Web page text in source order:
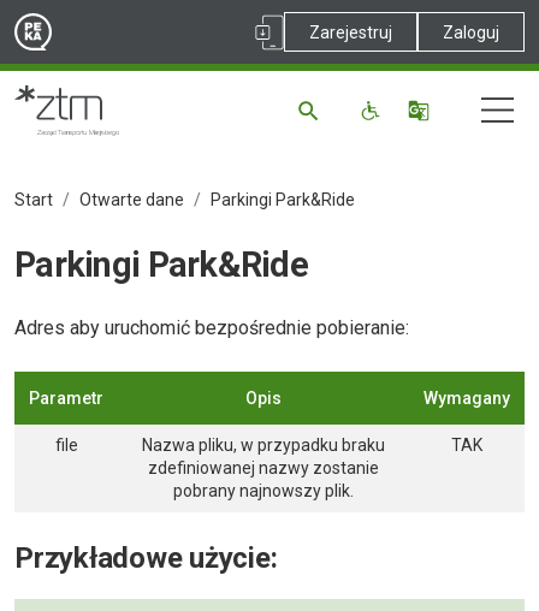
Zarejestruj Zaloguj
Start Otwarte dane Parkingi Park&Ride
Parkingi Park&Ride
Adres aby uruchomić bezpośrednie pobieranie:
Parametr Opis Wymagany
file
Nazwa pliku, w przypadku braku
zdefiniowanej nazwy zostanie
pobrany najnowszy plik.
TAK
Przykładowe użycie: